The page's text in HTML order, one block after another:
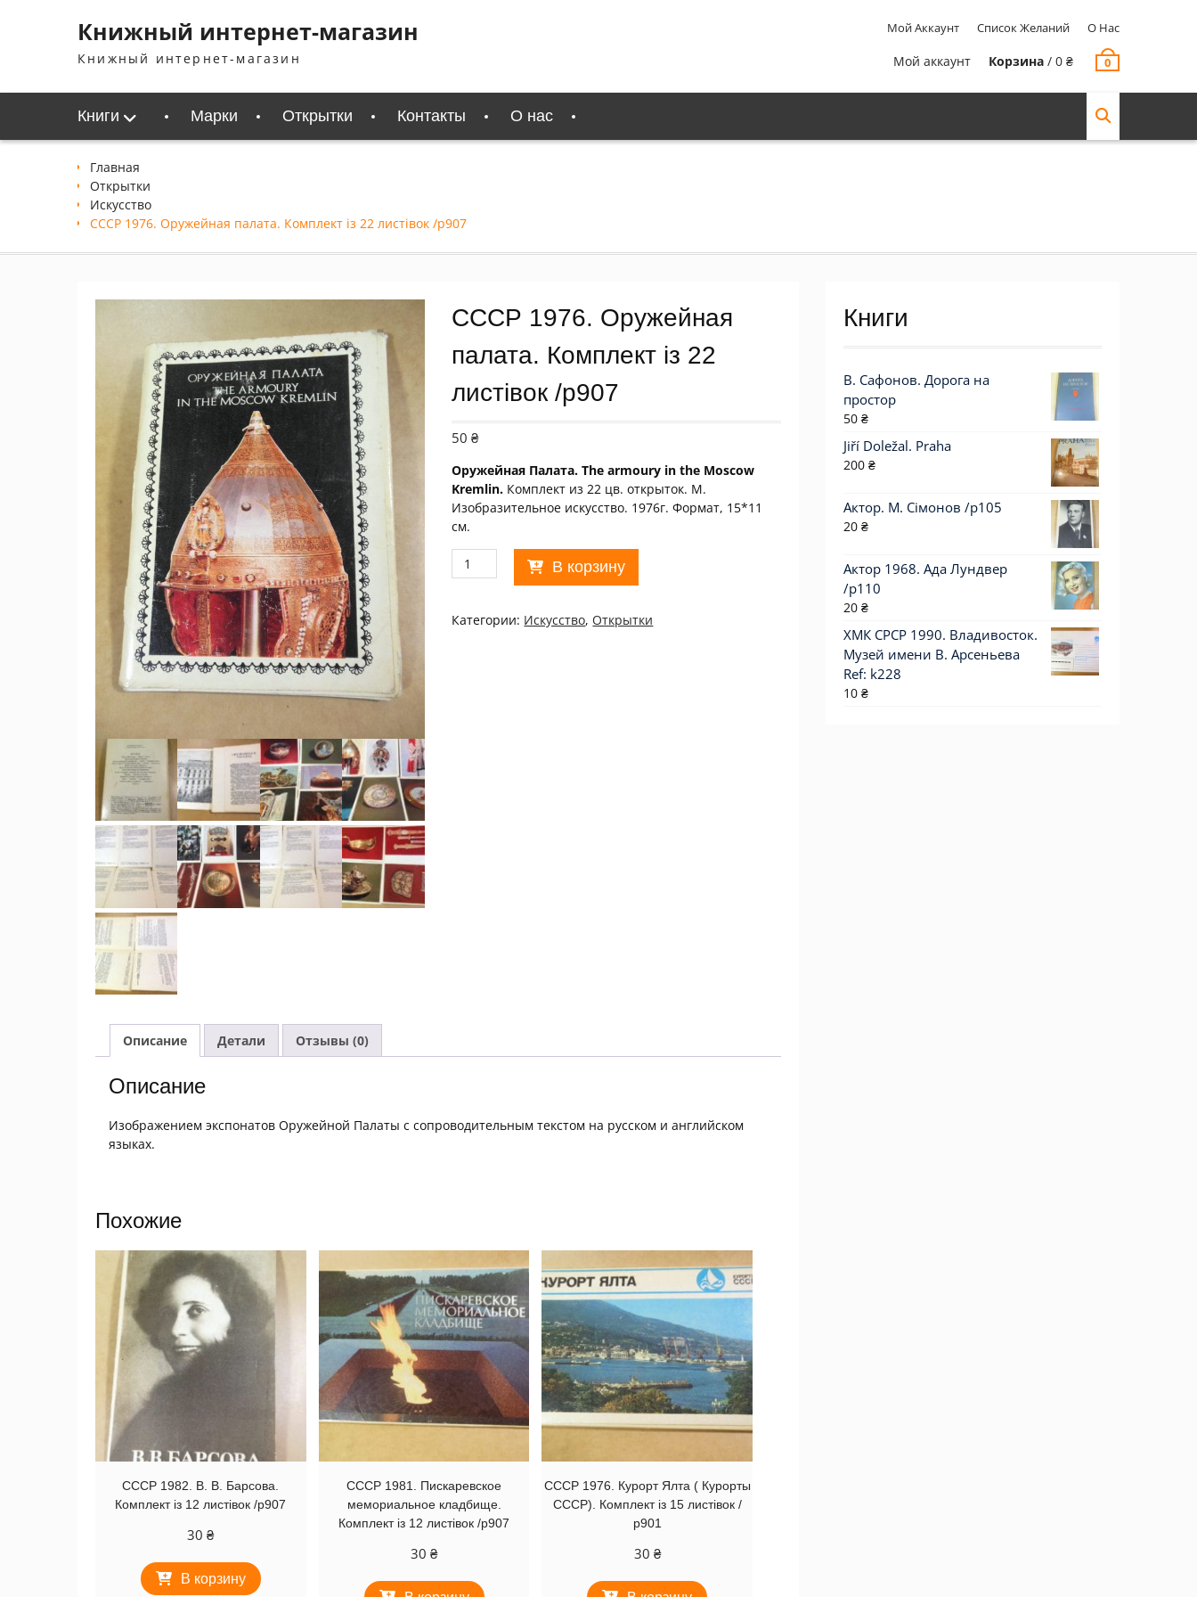
содержимомуКнижный интернет-магазин
Книжный интернет-магазин
Мой Аккаунт Список Желаний О Нас
Мой аккаунт Корзина / 0 ₴ 0
Книги Марки Открытки Контакты О нас
Главная
Открытки
Искусство
СССР 1976. Оружейная палата. Комплект із 22 листівок /р907
СССР 1976. Оружейная
палата. Комплект із 22
листівок /р907
50₴
Оружейная Палата. The armoury in the Moscow
Kremlin. Комплект из 22 цв. открыток. М.
Изобразительное искусство. 1976г. Формат, 15*11
см.
Количество
товара
1976.
Оружейная
В корзину
Категории: Искусство, Открытки
Описание Детали Отзывы (0)
Описание
Изображением экспонатов Оружейной Палаты с сопроводительным текстом на русском и английском
языках.
Похожие
СССР 1982. В. В. Барсова.
Комплект із 12 листівок /р907
30₴
В корзину
СССР 1981. Пискаревское
мемориальное кладбище.
Комплект із 12 листівок /р907
30 ₴
СССР 1976. Курорт Ялта ( Курорты
СССР). Комплект із 15 листівок /
р901
30 ₴
Книги
В. Сафонов. Дорога на
простор
50 ₴
Jiří Doležal. Praha
200 ₴
Актор. М. Сімонов /p105
20 ₴
Актор 1968. Ада Лундвер
/p110
20 ₴
ХМК СРСР 1990. Владивосток.
Музей имени В. Арсеньева
Ref: k228
10 ₴